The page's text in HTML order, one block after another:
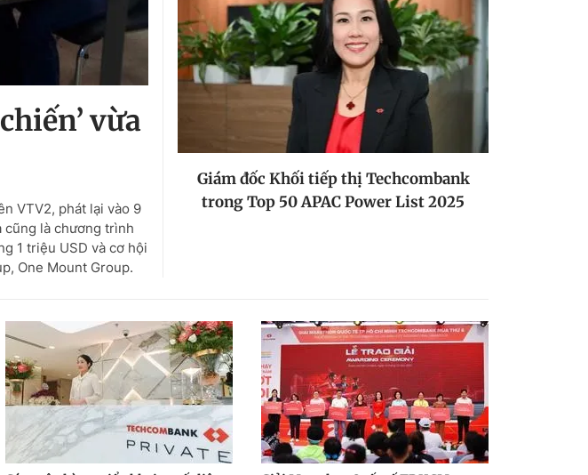
vừa
VTV2, phát lại vào 9
cũng là chương trình
1 triệu USD và cơ hội
One Mount Group.
Giám đốc Khối tiếp thị Techcombank
trong Top 50 APAC Power List 2025